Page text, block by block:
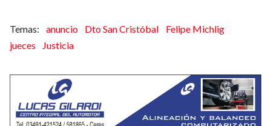
anuncio Dto San Cristóbal
Felipe Michlig
jueces
Justicia